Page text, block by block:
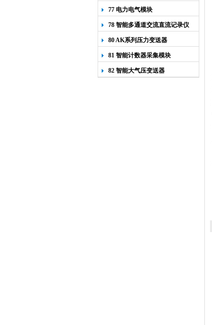
77 电力电气模块
78 智能多通道交流直流记录仪
80 AK系列压力变送器
81 智能计数器采集模块
82 智能大气压变送器